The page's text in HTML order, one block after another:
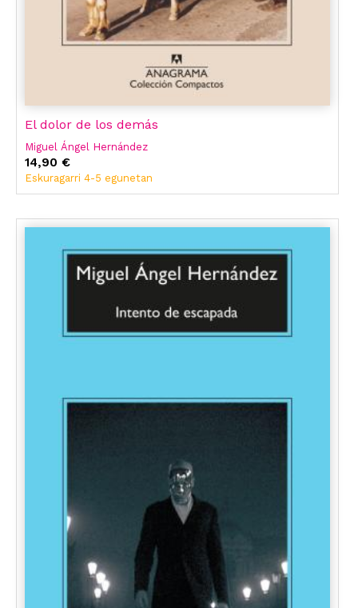
El dolor de los demás
Miguel Ángel Hernández
14,90 €
Eskuragarri 4-5 egunetan